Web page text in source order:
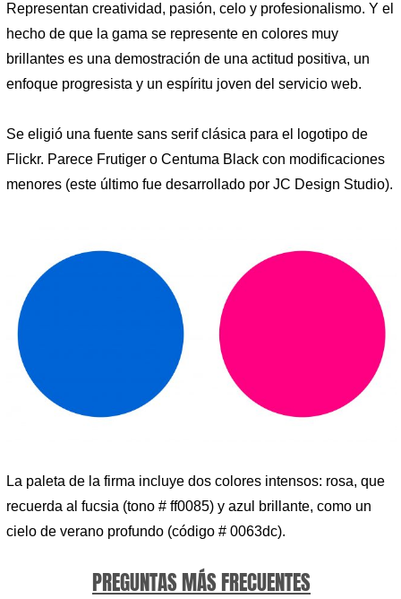
Representan creatividad, pasión, celo y profesionalismo. Y el
hecho de que la gama se represente en colores muy
brillantes es una demostración de una actitud positiva, un
enfoque progresista y un espíritu joven del servicio web.
Se eligió una fuente sans serif clásica para el logotipo de
Flickr. Parece Frutiger o Centuma Black con modificaciones
menores (este último fue desarrollado por JC Design Studio).
La paleta de la firma incluye dos colores intensos: rosa, que
recuerda al fucsia (tono # ff0085) y azul brillante, como un
cielo de verano profundo (código # 0063dc).
PREGUNTAS MÁS FRECUENTES